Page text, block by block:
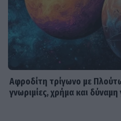
Αφροδίτη τρίγωνο με
γνωριμίες, χρήμα και δύναμη